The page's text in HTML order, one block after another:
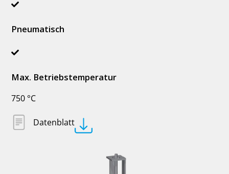
Pneumatisch
Max. Betriebstemperatur
750 °C
Datenblatt